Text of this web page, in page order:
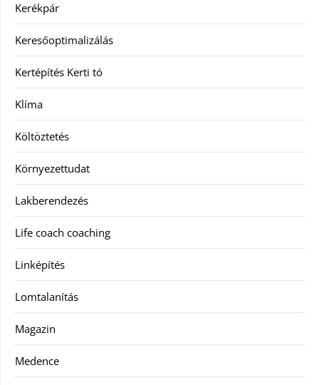
Kerékpár
Keresőoptimalizálás
Kertépítés Kerti tó
Klíma
Költöztetés
Környezettudat
Lakberendezés
Life coach coaching
Linképítés
Lomtalanítás
Magazin
Medence